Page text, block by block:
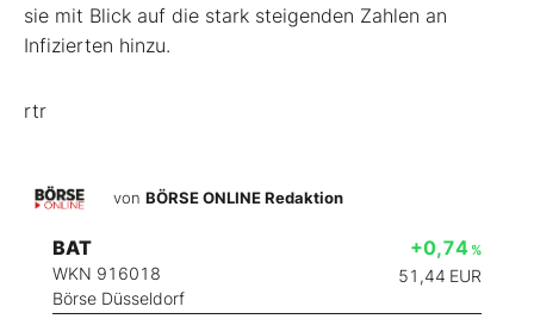
sie mit Blick auf die stark steigenden Zahlen an
Infizierten hinzu.
rtr
von BÖRSE ONLINE Redaktion
BAT
WKN 916018
Börse Düsseldorf
+0,74 %
51,44 EUR